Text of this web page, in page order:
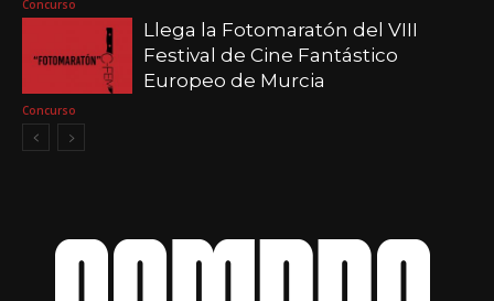
Concurso
Concurso
Llega la Fotomaratón del VIII
Festival de Cine Fantástico
Europeo de Murcia